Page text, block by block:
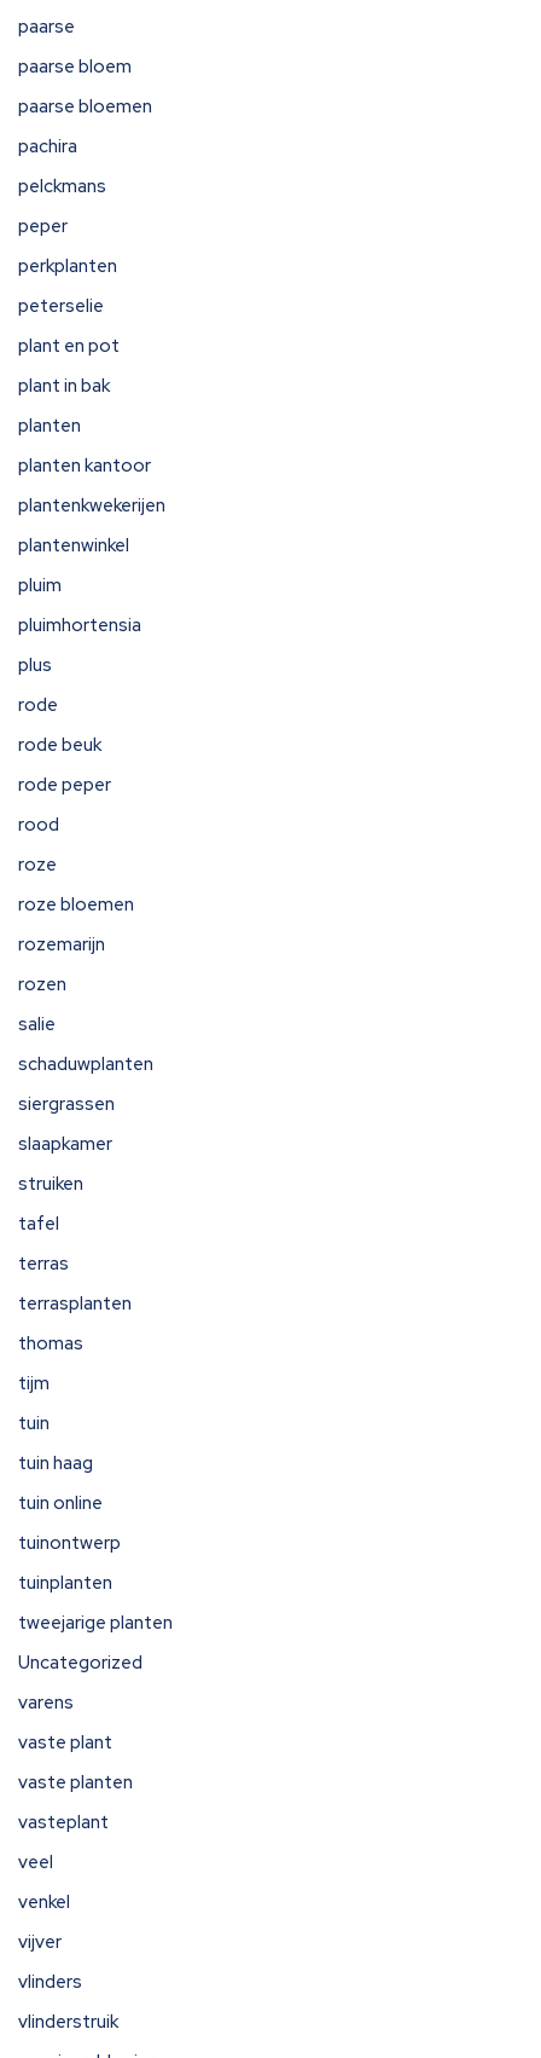
paarse
paarse bloem
paarse bloemen
pachira
pelckmans
peper
perkplanten
peterselie
plant en pot
plant in bak
planten
planten kantoor
plantenkwekerijen
plantenwinkel
pluim
pluimhortensia
plus
rode
rode beuk
rode peper
rood
roze
roze bloemen
rozemarijn
rozen
salie
schaduwplanten
siergrassen
slaapkamer
struiken
tafel
terras
terrasplanten
thomas
tijm
tuin
tuin haag
tuin online
tuinontwerp
tuinplanten
tweejarige planten
Uncategorized
varens
vaste plant
vaste planten
vasteplant
veel
venkel
vijver
vlinders
vlinderstruik